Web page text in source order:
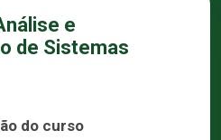
e
de Sistemas
do curso